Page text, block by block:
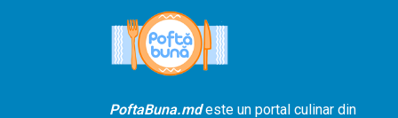
PoftaBuna.mdeste un portal culinar din